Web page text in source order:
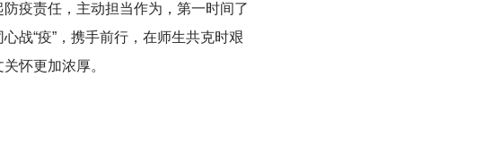
疫责任，主动担当作为，第一时间了
战“疫”，携手前行，在师生共克时艰
怀更加浓厚。